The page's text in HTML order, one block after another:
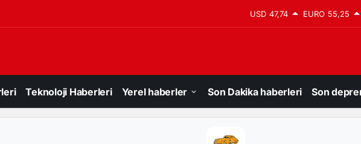
USD 47,74 EURO 55,25
Teknoloji Haberleri Yerel haberler Son Dakika haberleri Son